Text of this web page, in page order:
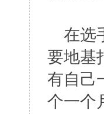
在选
要地基
有自己
个一个